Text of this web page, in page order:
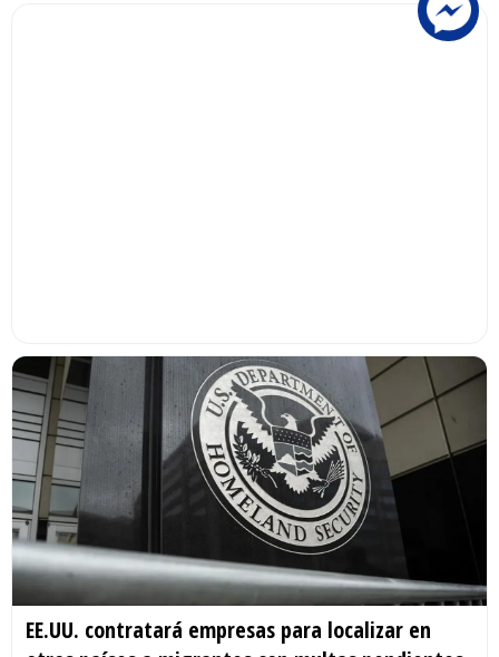
EE.UU. contratará empresas para localizar en